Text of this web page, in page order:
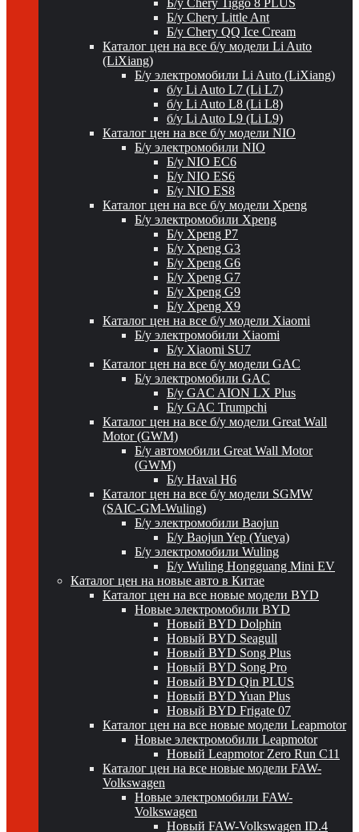
Б/у Chery Tiggo 8 PLUS
Б/у Chery Little Ant
Б/у Chery QQ Ice Cream
Каталог цен на все б/у модели Li Auto
(LiXiang)
Б/у электромобили Li Auto (LiXiang)
б/у Li Auto L7 (Li L7)
б/у Li Auto L8 (Li L8)
б/у Li Auto L9 (Li L9)
Каталог цен на все б/у модели NIO
Б/у электромобили NIO
Б/у NIO EC6
Б/у NIO ES6
Б/у NIO ES8
Каталог цен на все б/у модели Xpeng
Б/у электромобили Xpeng
Б/у Xpeng P7
Б/у Xpeng G3
Б/у Xpeng G6
Б/у Xpeng G7
Б/у Xpeng G9
Б/у Xpeng X9
Каталог цен на все б/у модели Xiaomi
Б/у электромобили Xiaomi
Б/у Xiaomi SU7
Каталог цен на все б/у модели GAC
Б/у электромобили GAC
Б/у GAC AION LX Plus
Б/у GAC Trumpchi
Каталог цен на все б/у модели Great Wall
Motor (GWM)
Б/у автомобили Great Wall Motor
(GWM)
Б/у Haval H6
Каталог цен на все б/у модели SGMW
(SAIC-GM-Wuling)
Б/у электромобили Baojun
Б/у Baojun Yep (Yueya)
Б/у электромобили Wuling
Б/у Wuling Hongguang Mini EV
Каталог цен на новые авто в Китае
Каталог цен на все новые модели BYD
Новые электромобили BYD
Новый BYD Dolphin
Новый BYD Seagull
Новый BYD Song Plus
Новый BYD Song Pro
Новый BYD Qin PLUS
Новый BYD Yuan Plus
Новый BYD Frigate 07
Каталог цен на все новые модели Leapmotor
Новые электромобили Leapmotor
Новый Leapmotor Zero Run C11
Каталог цен на все новые модели FAW-
Volkswagen
Новые электромобили FAW-
Volkswagen
Новый FAW-Volkswagen ID.4